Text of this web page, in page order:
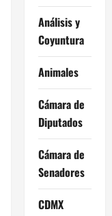
Análisis y
Coyuntura
Animales
Cámara de
Diputados
Cámara de
Senadores
CDMX